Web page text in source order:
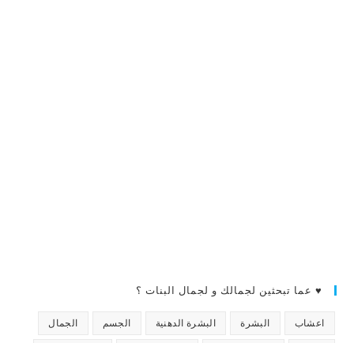
♥ عما تبحثين لجمالك و لجمال البنات ؟
اعشاب البشرة البشرة الدهنية الجسم الجمال